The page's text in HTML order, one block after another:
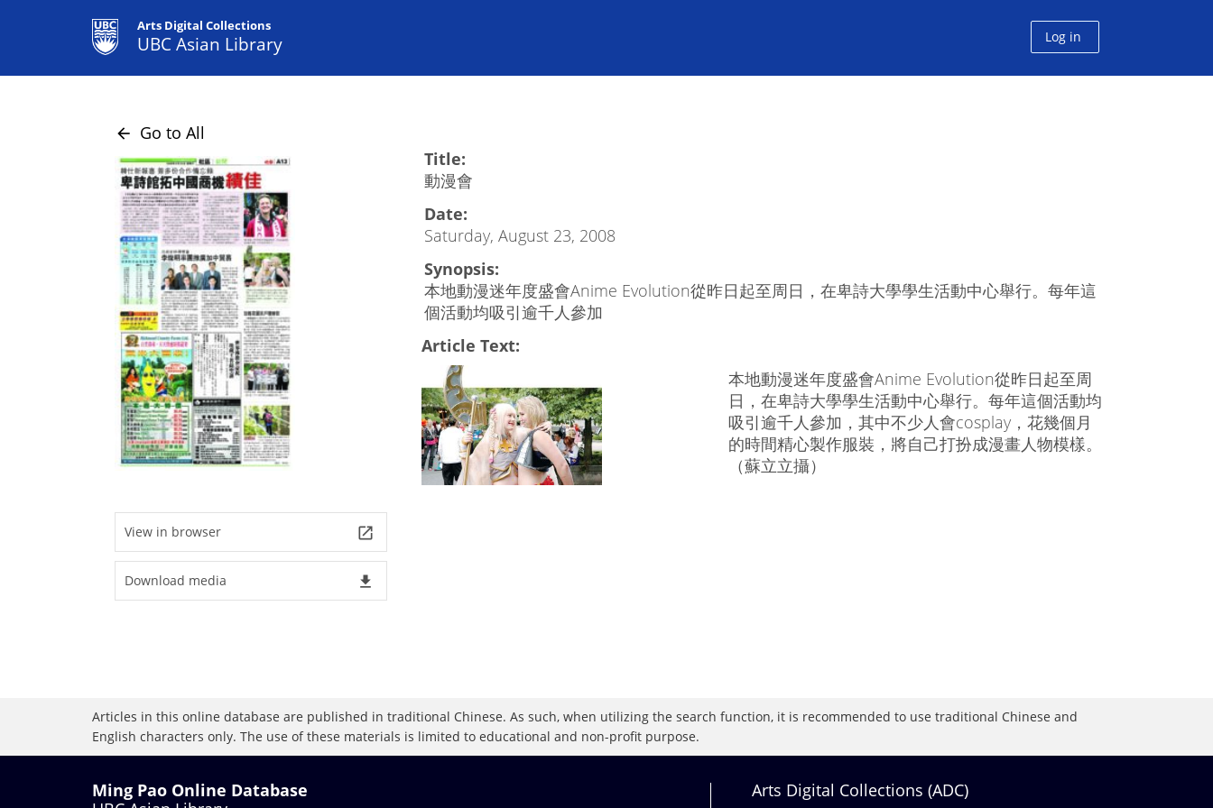
Arts Digital Collections
UBC Asian Library Log in
arrow_back Go to All
View in browser launch
Download media file_download
Title:
動漫會
Date:
Saturday, August 23, 2008
Synopsis:
本地動漫迷年度盛會Anime Evolution從昨日起至周日，在卑詩大學學生活動中心舉行。每年這
個活動均吸引逾千人參加
Article Text:
本地動漫迷年度盛會Anime Evolution從昨日起至周
日，在卑詩大學學生活動中心舉行。每年這個活動均
吸引逾千人參加，其中不少人會cosplay，花幾個月
的時間精心製作服裝，將自己打扮成漫畫人物模樣。
（蘇立立攝）
Articles in this online database are published in traditional Chinese. As such, when utilizing the search function, it is recommended to use traditional Chinese and
English characters only. The use of these materials is limited to educational and non-profit purpose.
Ming Pao Online Database
Arts Digital Collections (ADC)